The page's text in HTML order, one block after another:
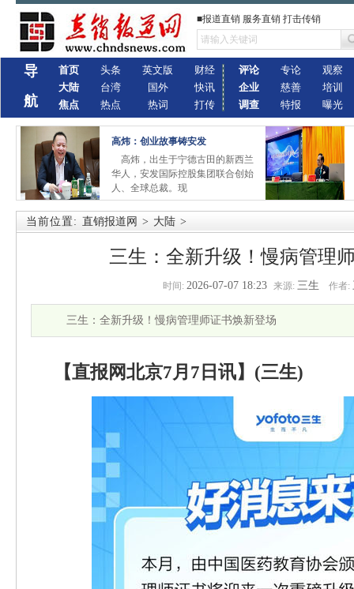
■报道直销 服务直销 打击传销
导
航
首页
大陆
焦点
头条
台湾
热点
英文版
国外
热词
财经
快讯
打传
评论
企业
调查
专论
慈善
特报
观察
培训
曝光
高炜：创业故事铸安发
高炜，出生于宁德古田的新西兰
华人，安发国际控股集团联合创始
人、全球总裁。现
当前位置: 直销报道网 > 大陆 >
三生：全新升级！慢病管理
时间: 2026-07-07 18:23 来源: 三生 作者:
三生：全新升级！慢病管理师证书焕新登场
【直报网北京7月7日讯】(三生)